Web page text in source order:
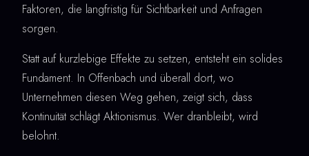
Faktoren, die langfristig für Sichtbarkeit und Anfragen
sorgen.
Statt auf kurzlebige Effekte zu setzen, entsteht ein solides
Fundament. In Offenbach und überall dort, wo
Unternehmen diesen Weg gehen, zeigt sich, dass
Kontinuität schlägt Aktionismus. Wer dranbleibt, wird
belohnt.